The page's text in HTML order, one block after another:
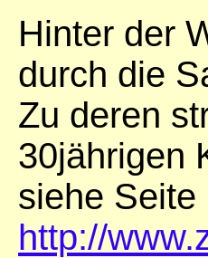
Hinter der
durch die
Zu deren
30jährigen
siehe Seite
http://